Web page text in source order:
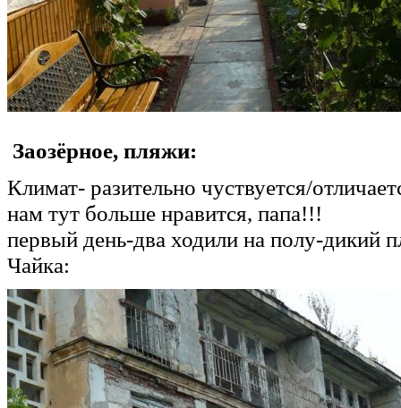
Заозёрное, пляжи:
Климат- разительно чуствуется/
нам тут больше нравится, папа!!!
первый день-два ходили на полу-дикий
Чайка: